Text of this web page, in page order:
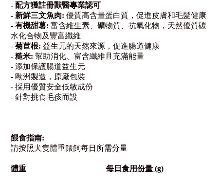
- 配方獲註冊獸醫專業認可
- 新鮮三文魚肉: 優質高含量蛋白質，促進皮膚和毛髮健康
- 有機甜薯: 富含維生素、礦物質、抗氧化物， 天然優質碳
水化合物及豐富纖維
- 菊苣根: 益生元的天然來源，促進腸道健康
- 糙米: 幫助消化、富含纖維且充滿能量
- 添加保護腸道益生元
- 歐洲製造，原廠包裝
- 採用優質安全低敏成份
- 針對挑食毛孩而設
餵食指南:
請按照犬隻體重餵飼每日所需分量
體重 每日食用份量 (g)